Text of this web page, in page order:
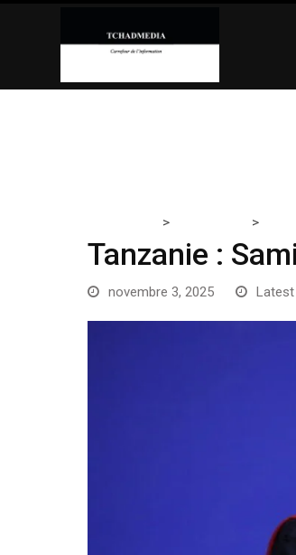
> >
Tanzanie :
novembre 3, 2025 Latest